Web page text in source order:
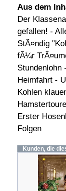
Aus dem
Der
gefallen! -
StÃ¤ndig
fÃ¼r
Heimfahrt -
Kohlen
Erster
Folgen
Kunden, die